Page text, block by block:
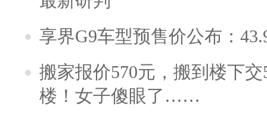
享界G9车型预售价公布：
搬家报价570元，搬到楼下
楼！女子傻眼了……